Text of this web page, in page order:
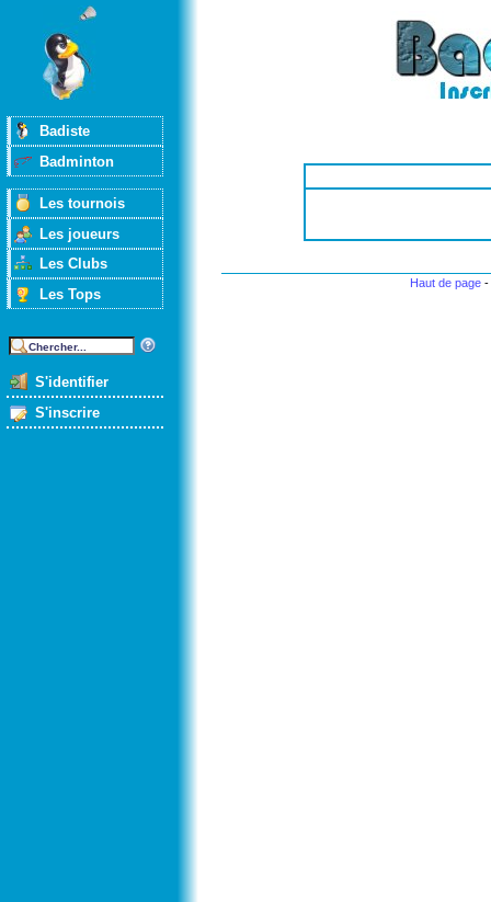
Badiste
Badminton
Les tournois
Les joueurs
Les Clubs
Les Tops
S'identifier
S'inscrire
Haut de page